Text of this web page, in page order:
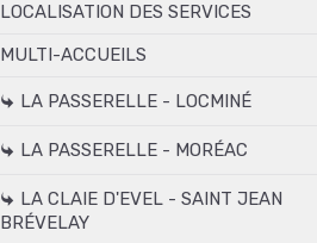
LOCALISATION DES SERVICES
MULTI-ACCUEILS
LA PASSERELLE - LOCMINÉ
LA PASSERELLE - MORÉAC
LA CLAIE D'EVEL - SAINT JEAN
BRÉVELAY